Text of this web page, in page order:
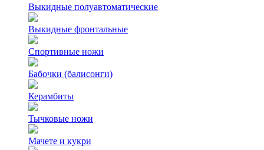
Выкидные полуавтоматические
Выкидные фронтальные
Спортивные ножи
Бабочки (балисонги)
Керамбиты
Тычковые ножи
Мачете и кукри